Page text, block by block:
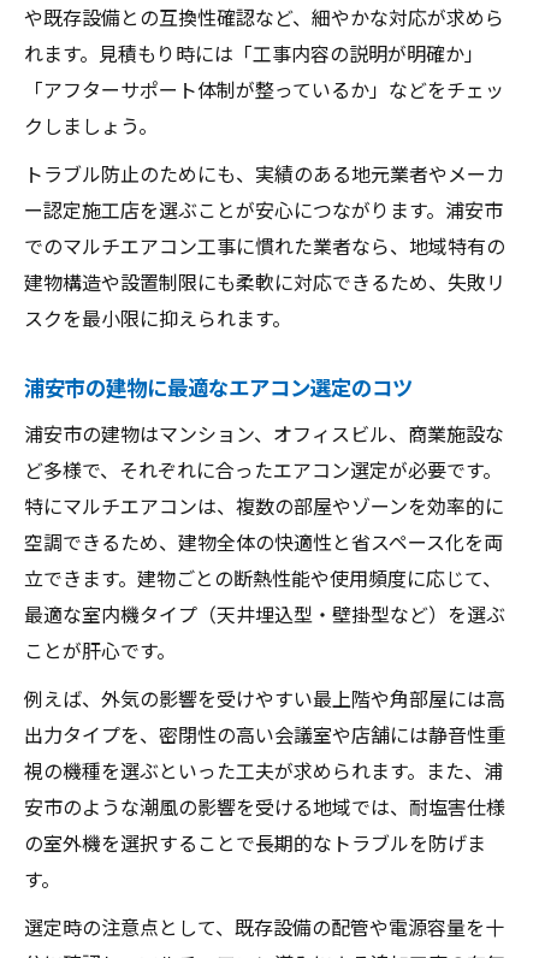
や既存設備との互換性確認など、細やかな対応が求めら
れます。見積もり時には「工事内容の説明が明確か」
「アフターサポート体制が整っているか」などをチェッ
クしましょう。
トラブル防止のためにも、実績のある地元業者やメーカ
ー認定施工店を選ぶことが安心につながります。浦安市
でのマルチエアコン工事に慣れた業者なら、地域特有の
建物構造や設置制限にも柔軟に対応できるため、失敗リ
スクを最小限に抑えられます。
浦安市の建物に最適なエアコン選定のコツ
浦安市の建物はマンション、オフィスビル、商業施設な
ど多様で、それぞれに合ったエアコン選定が必要です。
特にマルチエアコンは、複数の部屋やゾーンを効率的に
空調できるため、建物全体の快適性と省スペース化を両
立できます。建物ごとの断熱性能や使用頻度に応じて、
最適な室内機タイプ（天井埋込型・壁掛型など）を選ぶ
ことが肝心です。
例えば、外気の影響を受けやすい最上階や角部屋には高
出力タイプを、密閉性の高い会議室や店舗には静音性重
視の機種を選ぶといった工夫が求められます。また、浦
安市のような潮風の影響を受ける地域では、耐塩害仕様
の室外機を選択することで長期的なトラブルを防げま
す。
選定時の注意点として、既存設備の配管や電源容量を十